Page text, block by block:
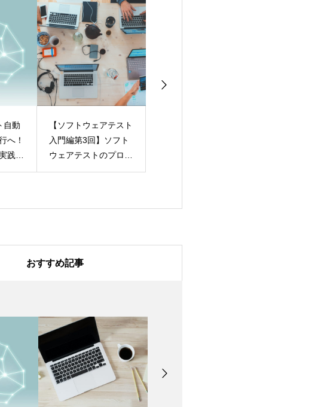
自動
へ！
践プ
【ソフトウェアテスト
入門編第3回】ソフト
ウェアテストのプロセ
スについて
おすすめ記事